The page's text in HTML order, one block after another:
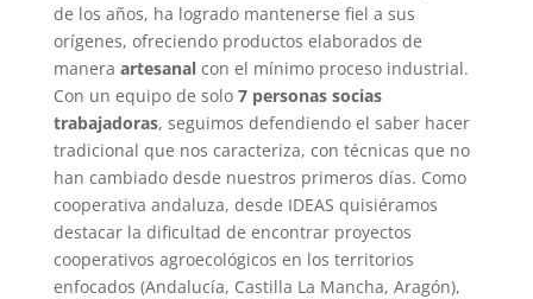
de los años, ha logrado mantenerse fiel a sus
orígenes, ofreciendo productos elaborados de
manera artesanalcon el mínimo proceso industrial.
Con un equipo de solo 7 personas socias
trabajadoras, seguimos defendiendo el saber hacer
tradicional que nos caracteriza, con técnicas que no
han cambiado desde nuestros primeros días. Como
cooperativa andaluza, desde IDEAS quisiéramos
destacar la dificultad de encontrar proyectos
cooperativos agroecológicos en los territorios
enfocados (Andalucía, Castilla La Mancha, Aragón),